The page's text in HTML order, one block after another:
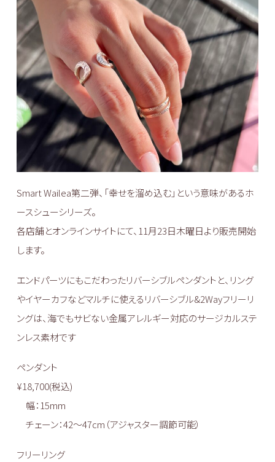
Smart Wailea第二弾、「幸せを溜め込む」という意味があるホ
ースシューシリーズ。
各店舗とオンラインサイトにて、11⽉23⽇⽊曜⽇より販売開始
します。
エンドパーツにもこだわったリバーシブルペンダントと、リング
やイヤーカフなどマルチに使えるリバーシブル&2Wayフリーリ
ングは、海でもサビない金属アレルギー対応のサージカルステ
ンレス素材です
ペンダント
¥18,700(税込)
幅：15mm
チェーン：42〜47cm（アジャスター調節可能）
フリーリング